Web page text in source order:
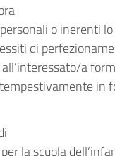
o inerenti
di
a
in
la scuola